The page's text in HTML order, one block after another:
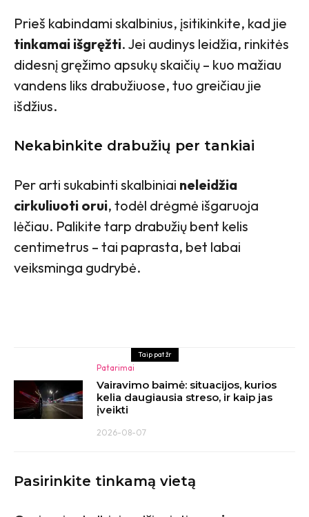
Prieš kabindami skalbinius, įsitikinkite, kad jie
tinkamai išgręžti. Jei audinys leidžia, rinkitės
didesnį gręžimo apsukų skaičių – kuo mažiau
vandens liks drabužiuose, tuo greičiau jie
išdžius.
Nekabinkite drabužių per tankiai
Per arti sukabinti skalbiniai neleidžia
cirkuliuoti orui, todėl drėgmė išgaruoja
lėčiau. Palikite tarp drabužių bent kelis
centimetrus – tai paprasta, bet labai
veiksminga gudrybė.
Taip pat žr
Patarimai
Vairavimo baimė: situacijos, kurios
kelia daugiausia streso, ir kaip jas
įveikti
2026-08-07
Pasirinkite tinkamą vietą